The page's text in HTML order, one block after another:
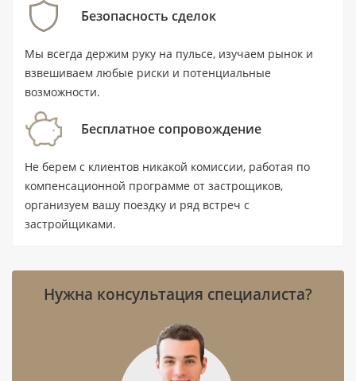
года.
Ключевые характеристики
Тип:
санузлами.
Площадь:70,3 м² (756,8 ft²).
Цена:от 1 650 000 AED.
Статус:
запланирована на I квартал 2028 года.
Локация:Maritime City, Дубай;
станция метро Max находится в 6 км.
Расстояния: до воды — 0,1 км, до
аэропорта — 4,5 км.
Безопасность сделок
Мы всегда держим руку на пульсе, изучаем рынок и
взвешиваем любые риски и потенциальные
возможности.
Бесплатное сопровождение
Не берем с клиентов никакой комиссии, работая по
компенсационной программе от застрощиков,
организуем вашу поездку и ряд встреч с
застройщиками.
Нужна консультация специалиста?